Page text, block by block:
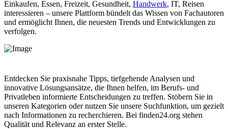
Einkaufen, Essen, Freizeit, Gesundheit, Handwerk, IT, Reisen
interessieren – unsere Plattform bündelt das Wissen von Fachautoren
und ermöglicht Ihnen, die neuesten Trends und Entwicklungen zu
verfolgen.
Entdecken Sie praxisnahe Tipps, tiefgehende Analysen und
innovative Lösungsansätze, die Ihnen helfen, im Berufs- und
Privatleben informierte Entscheidungen zu treffen. Stöbern Sie in
unseren Kategorien oder nutzen Sie unsere Suchfunktion, um gezielt
nach Informationen zu recherchieren. Bei finden24.org stehen
Qualität und Relevanz an erster Stelle.